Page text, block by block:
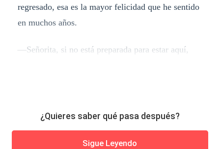
regresado, esa es la mayor felicidad que he sentido
en muchos años.
—Señorita, si no está preparada para estar aquí,
¿Quieres saber qué pasa después?
Sigue Leyendo